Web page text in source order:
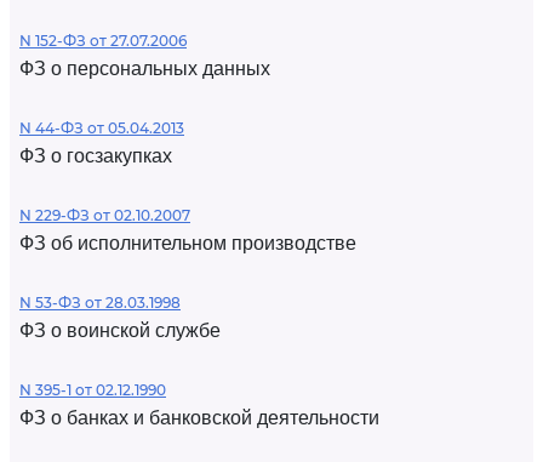
N 152-ФЗ от 27.07.2006
ФЗ о персональных данных
N 44-ФЗ от 05.04.2013
ФЗ о госзакупках
N 229-ФЗ от 02.10.2007
ФЗ об исполнительном производстве
N 53-ФЗ от 28.03.1998
ФЗ о воинской службе
N 395-1 от 02.12.1990
ФЗ о банках и банковской деятельности